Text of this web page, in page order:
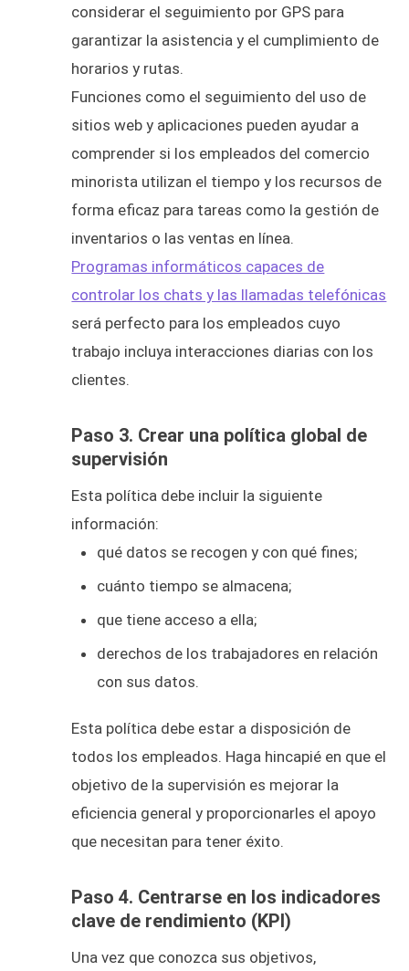
considerar el seguimiento por GPS para
garantizar la asistencia y el cumplimiento de
horarios y rutas.
Funciones como el seguimiento del uso de
sitios web y aplicaciones pueden ayudar a
comprender si los empleados del comercio
minorista utilizan el tiempo y los recursos de
forma eficaz para tareas como la gestión de
inventarios o las ventas en línea.
Programas informáticos capaces de
controlar los chats y las llamadas telefónicas
será perfecto para los empleados cuyo
trabajo incluya interacciones diarias con los
clientes.
Paso 3. Crear una política global de
supervisión
Esta política debe incluir la siguiente
información:
qué datos se recogen y con qué fines;
cuánto tiempo se almacena;
que tiene acceso a ella;
derechos de los trabajadores en relación
con sus datos.
Esta política debe estar a disposición de
todos los empleados. Haga hincapié en que el
objetivo de la supervisión es mejorar la
eficiencia general y proporcionarles el apoyo
que necesitan para tener éxito.
Paso 4. Centrarse en los indicadores
clave de rendimiento (KPI)
Una vez que conozca sus objetivos,